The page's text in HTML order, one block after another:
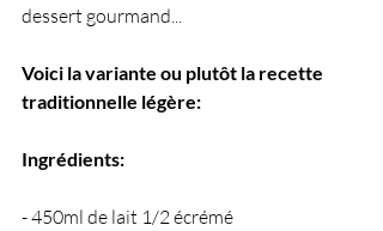
dessert gourmand...
Voici la variante ou plutôt la recette
traditionnelle légère:
Ingrédients:
- 450ml de lait 1/2 écrémé